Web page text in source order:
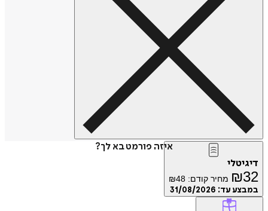
איזה פורמט בא לך?
דיגיטלי
₪32 מחיר קודם: ₪48
במבצע עד: 31/08/2026